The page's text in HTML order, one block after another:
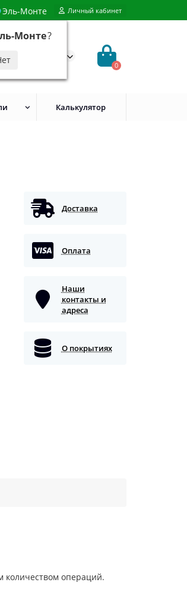
Эль-Монте
Монте?
Личный кабинет
0
Калькулятор
Доставка
Оплата
Наши
контакты и
адреса
О покрытиях
количеством операций.